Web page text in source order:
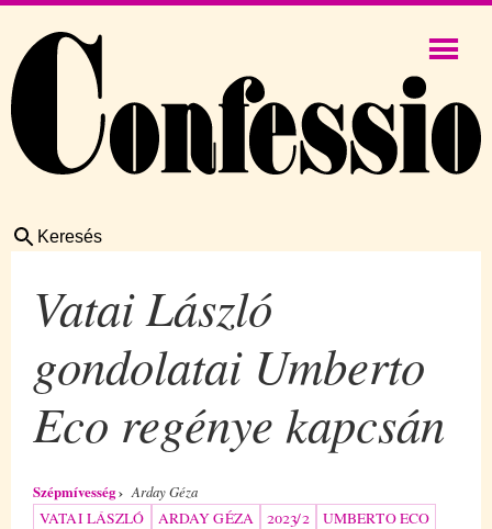
Keresés
Vatai László
gondolatai Umberto
Eco regénye kapcsán
Szépmívesség Arday Géza
VATAI LÁSZLÓ ARDAY GÉZA 2023/2
UMBERTO ECO